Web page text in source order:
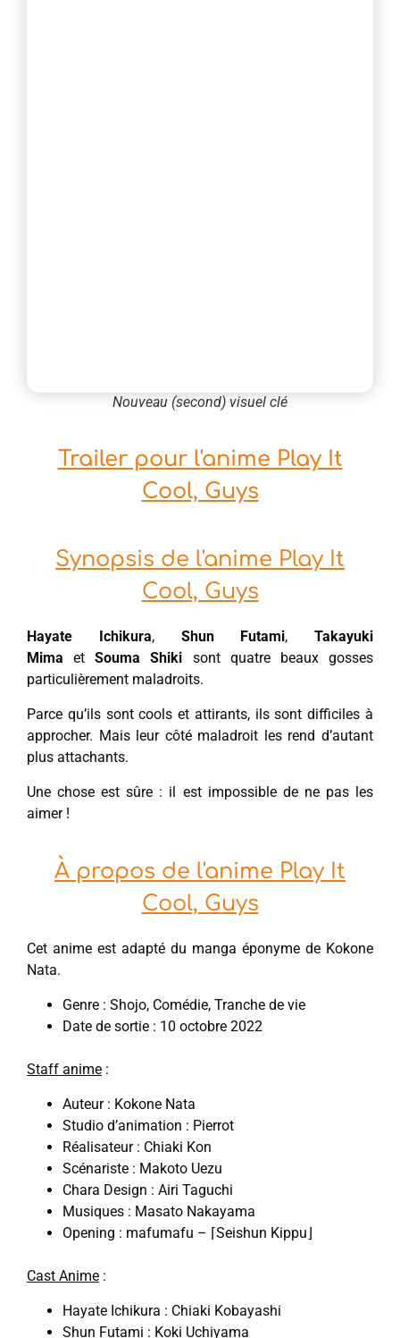
Nouveau (second) visuel clé
Trailer pour l'anime Play It
Cool, Guys
Synopsis de l'anime Play It
Cool, Guys
Hayate Ichikura, Shun Futami, Takayuki
Mima etSouma Shiki sont quatre beaux gosses
particulièrement maladroits.
Parce qu’ils sont cools et attirants, ils sont difficiles à
approcher. Mais leur côté maladroit les rend d’autant
plus attachants.
Une chose est sûre : il est impossible de ne pas les
aimer !
À propos de l'anime Play It
Cool, Guys
Cet anime est adapté du manga éponyme de Kokone
Nata.
Genre : Shojo, Comédie, Tranche de vie
Date de sortie : 10 octobre 2022
Staff anime :
Auteur : Kokone Nata
Studio d’animation : Pierrot
Réalisateur : Chiaki Kon
Scénariste : Makoto Uezu
Chara Design : Airi Taguchi
Musiques : Masato Nakayama
Opening : mafumafu – ⌈Seishun Kippu⌋
Cast Anime :
Hayate Ichikura : Chiaki Kobayashi
Shun Futami : Koki Uchiyama